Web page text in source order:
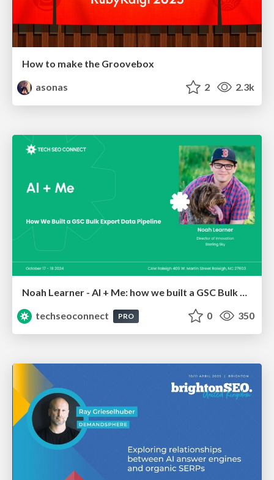
How to make the Groovebox
asonas
2 2.3k
Noah Learner - AI + Me: how we built a GSC Bulk Export data pipeline
techseoconnect
PRO 0 350